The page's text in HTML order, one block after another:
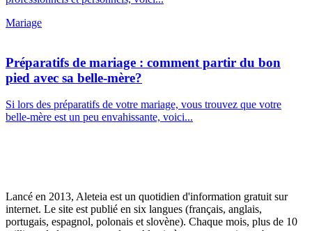
Mariage
Préparatifs de mariage : comment partir du bon
pied avec sa belle-mère?
Si lors des préparatifs de votre mariage, vous trouvez que votre
belle-mère est un peu envahissante, voici...
Lancé en 2013, Aleteia est un quotidien d'information gratuit sur
internet. Le site est publié en six langues (français, anglais,
portugais, espagnol, polonais et slovène). Chaque mois, plus de 10